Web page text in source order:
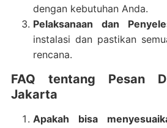
dengan kebutuhan Anda.
Pelaksanaan dan
instalasi dan pastikan
rencana.
FAQ tentang Pesan
Jakarta
Apakah bisa